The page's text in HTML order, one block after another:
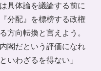
具体論を議論する前に
分配』を標榜する政権
方向転換と言えよう。
閣だという評価になれ
いわざるを得ない」